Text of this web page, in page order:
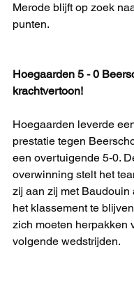
Merode blijft op zoek
punten.
Hoegaarden 5 - 0
krachtvertoon!
Hoegaarden leverde
prestatie tegen
een overtuigende 5-0.
overwinning stelt het
zij aan zij met Baudouin
het klassement te
zich moeten herpakken
volgende wedstrijden.